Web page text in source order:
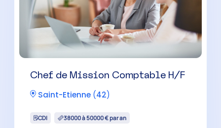
Chef de Mission Comptable H/F
Saint-Etienne (42)
CDI 38000 à 50000 € par an